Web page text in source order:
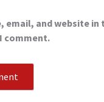
email, and website
comment.